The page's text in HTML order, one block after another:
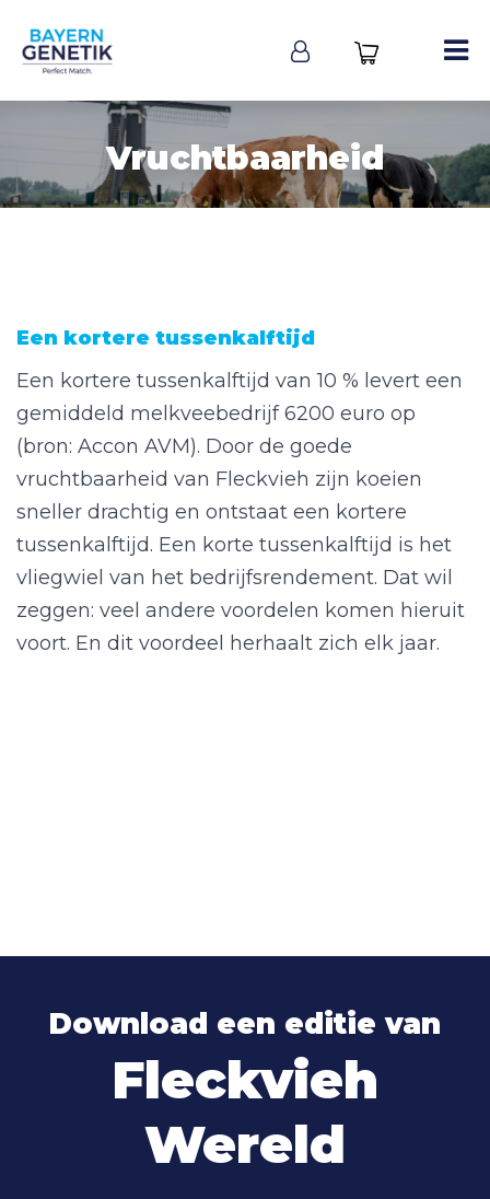
Vruchtbaarheid
Een kortere tussenkalftijd
Een kortere tussenkalftijd van 10 % levert een
gemiddeld melkveebedrijf 6200 euro op
(bron: Accon AVM). Door de goede
vruchtbaarheid van Fleckvieh zijn koeien
sneller drachtig en ontstaat een kortere
tussenkalftijd. Een korte tussenkalftijd is het
vliegwiel van het bedrijfsrendement. Dat wil
zeggen: veel andere voordelen komen hieruit
voort. En dit voordeel herhaalt zich elk jaar.
Download een editie van
Fleckvieh
Wereld